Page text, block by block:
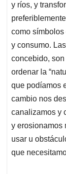
y ríos, y
como símbolos
y consumo.
concebido,
ordenar la
que podíamos
cambio nos
canalizamos y
y erosionamos
usar u
que